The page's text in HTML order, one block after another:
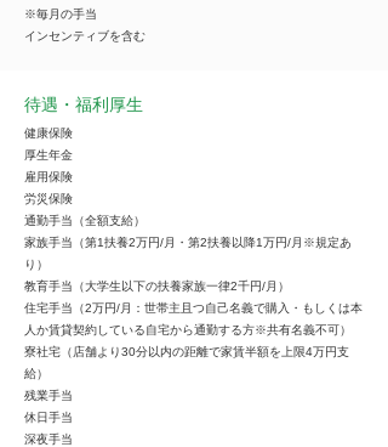
※毎月の手当
インセンティブを含む
待遇・福利厚生
健康保険
厚生年金
雇用保険
労災保険
通勤手当（全額支給）
家族手当（第1扶養2万円/月・第2扶養以降1万円/月※規定あ
り）
教育手当（大学生以下の扶養家族一律2千円/月）
住宅手当（2万円/月：世帯主且つ自己名義で購入・もしくは本
人か賃貸契約している自宅から通勤する方※共有名義不可）
寮社宅（店舗より30分以内の距離で家賃半額を上限4万円支
給）
残業手当
休日手当
深夜手当